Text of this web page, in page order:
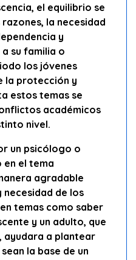
el equilibrio se
la necesidad
y
su familia o
los jóvenes
la protección y
estos temas se
académicos
nivel.
un psicólogo o
en el tema
agradable
necesidad de los
temas como saber
y un adulto, que
ayudara a plantear
la base de un